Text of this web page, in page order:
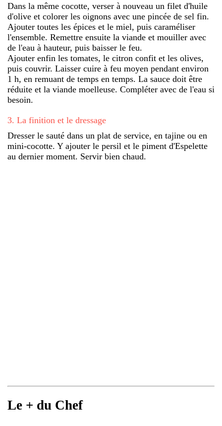
Dans la même cocotte, verser à nouveau un filet d'huile
d'olive et colorer les oignons avec une pincée de sel fin.
Ajouter toutes les épices et le miel, puis caraméliser
l'ensemble. Remettre ensuite la viande et mouiller avec
de l'eau à hauteur, puis baisser le feu.
Ajouter enfin les tomates, le citron confit et les olives,
puis couvrir. Laisser cuire à feu moyen pendant environ
1 h, en remuant de temps en temps. La sauce doit être
réduite et la viande moelleuse. Compléter avec de l'eau si
besoin.
3. La finition et le dressage
Dresser le sauté dans un plat de service, en tajine ou en
mini-cocotte. Y ajouter le persil et le piment d'Espelette
au dernier moment. Servir bien chaud.
Le + du Chef